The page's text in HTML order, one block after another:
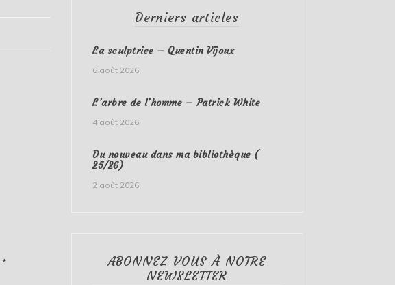
*
Derniers articles
La sculptrice – Quentin Vijoux
6 août 2026
L’arbre de l’homme – Patrick White
4 août 2026
Du nouveau dans ma bibliothèque (
25/26)
2 août 2026
ABONNEZ-VOUS À NOTRE
NEWSLETTER